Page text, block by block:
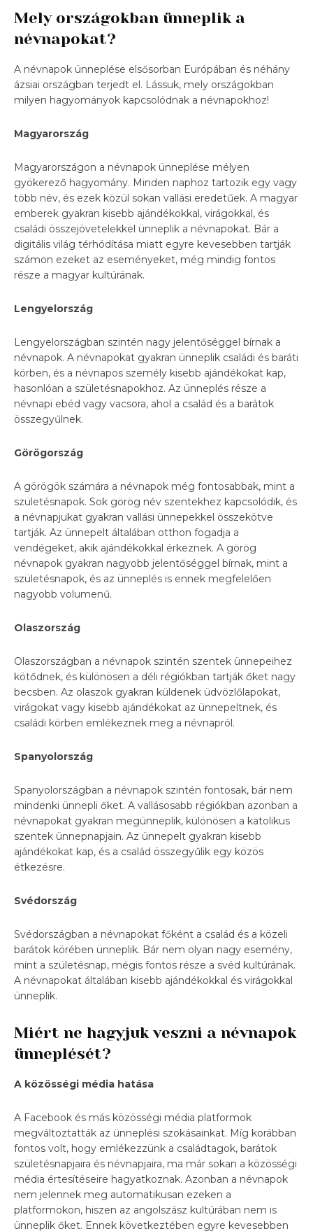
Mely országokban ünneplik a
névnapokat?
A névnapok ünneplése elsősorban Európában és néhány
ázsiai országban terjedt el. Lássuk, mely országokban
milyen hagyományok kapcsolódnak a névnapokhoz!
Magyarország
Magyarországon a névnapok ünneplése mélyen
gyökerező hagyomány. Minden naphoz tartozik egy vagy
több név, és ezek közül sokan vallási eredetűek. A magyar
emberek gyakran kisebb ajándékokkal, virágokkal, és
családi összejövetelekkel ünneplik a névnapokat. Bár a
digitális világ térhódítása miatt egyre kevesebben tartják
számon ezeket az eseményeket, még mindig fontos
része a magyar kultúrának.
Lengyelország
Lengyelországban szintén nagy jelentőséggel bírnak a
névnapok. A névnapokat gyakran ünneplik családi és baráti
körben, és a névnapos személy kisebb ajándékokat kap,
hasonlóan a születésnapokhoz. Az ünneplés része a
névnapi ebéd vagy vacsora, ahol a család és a barátok
összegyűlnek.
Görögország
A görögök számára a névnapok még fontosabbak, mint a
születésnapok. Sok görög név szentekhez kapcsolódik, és
a névnapjukat gyakran vallási ünnepekkel összekötve
tartják. Az ünnepelt általában otthon fogadja a
vendégeket, akik ajándékokkal érkeznek. A görög
névnapok gyakran nagyobb jelentőséggel bírnak, mint a
születésnapok, és az ünneplés is ennek megfelelően
nagyobb volumenű.
Olaszország
Olaszországban a névnapok szintén szentek ünnepeihez
kötődnek, és különösen a déli régiókban tartják őket nagy
becsben. Az olaszok gyakran küldenek üdvözlőlapokat,
virágokat vagy kisebb ajándékokat az ünnepeltnek, és
családi körben emlékeznek meg a névnapról.
Spanyolország
Spanyolországban a névnapok szintén fontosak, bár nem
mindenki ünnepli őket. A vallásosabb régiókban azonban a
névnapokat gyakran megünneplik, különösen a katolikus
szentek ünnepnapjain. Az ünnepelt gyakran kisebb
ajándékokat kap, és a család összegyűlik egy közös
étkezésre.
Svédország
Svédországban a névnapokat főként a család és a közeli
barátok körében ünneplik. Bár nem olyan nagy esemény,
mint a születésnap, mégis fontos része a svéd kultúrának.
A névnapokat általában kisebb ajándékokkal és virágokkal
ünneplik.
Miért ne hagyjuk veszni a névnapok
ünneplését?
A közösségi média hatása
A Facebook és más közösségi média platformok
megváltoztatták az ünneplési szokásainkat. Míg korábban
fontos volt, hogy emlékezzünk a családtagok, barátok
születésnapjaira és névnapjaira, ma már sokan a közösségi
média értesítéseire hagyatkoznak. Azonban a névnapok
nem jelennek meg automatikusan ezeken a
platformokon, hiszen az angolszász kultúrában nem is
ünneplik őket. Ennek következtében egyre kevesebben